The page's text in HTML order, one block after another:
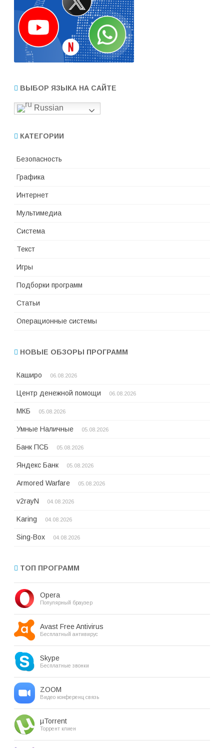
ВЫБОР ЯЗЫКА НА САЙТЕ
Russian
КАТЕГОРИИ
Безопасность
Графика
Интернет
Мультимедиа
Система
Текст
Игры
Подборки программ
Статьи
Операционные системы
НОВЫЕ ОБЗОРЫ ПРОГРАММ
Каширо 06.08.2026
Центр денежной помощи 06.08.2026
МКБ 05.08.2026
Умные Наличные 05.08.2026
Банк ПСБ 05.08.2026
Яндекс Банк 05.08.2026
Armored Warfare 05.08.2026
v2rayN 04.08.2026
Karing 04.08.2026
Sing-Box 04.08.2026
ТОП ПРОГРАММ
Opera
Популярный браузер
Avast Free Antivirus
Бесплатный антивирус
Skype
Бесплатные звонки
ZOOM
Видео конференц связь
µTorrent
Торрент клиен